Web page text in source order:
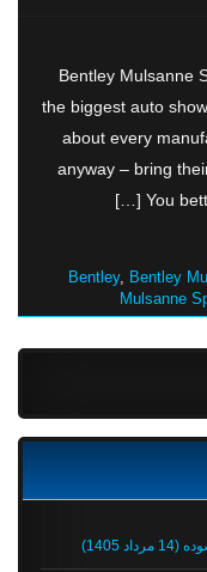
Bentley
the biggest auto
about every
anyway – bring
You
Bentley,Bentley